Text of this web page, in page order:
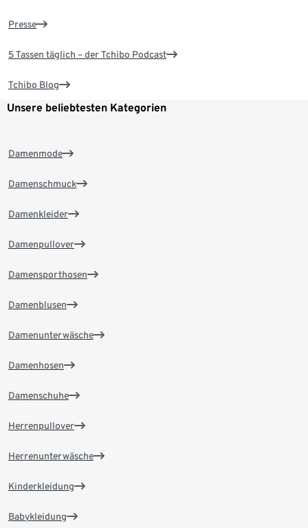
Presse
5 Tassen täglich – der Tchibo Podcast
Tchibo Blog
Unsere beliebtesten Kategorien
Damenmode
Damenschmuck
Damenkleider
Damenpullover
Damensporthosen
Damenblusen
Damenunterwäsche
Damenhosen
Damenschuhe
Herrenpullover
Herrenunterwäsche
Kinderkleidung
Babykleidung